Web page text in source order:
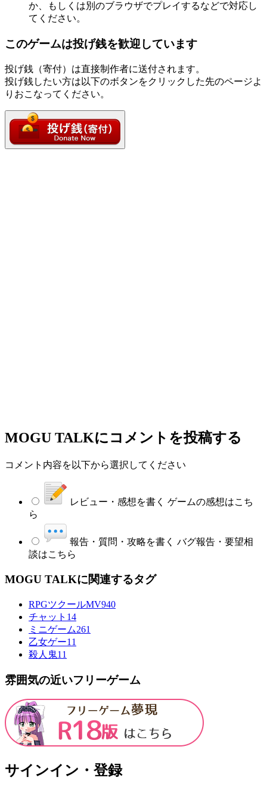
か、もしくは別のブラウザでプレイするなどで対応し
てください。
このゲームは投げ銭を歓迎しています
投げ銭（寄付）は直接制作者に送付されます。
投げ銭したい方は以下のボタンをクリックした先のページよ
りおこなってください。
MOGU TALKにコメントを投稿する
コメント内容を以下から選択してください
レビュー・感想を書く ゲームの感想はこち
ら
報告・質問・攻略を書く バグ報告・要望相
談はこちら
MOGU TALKに関連するタグ
RPGツクールMV940
チャット 14
ミニゲーム261
乙女ゲー11
殺人鬼11
雰囲気の近いフリーゲーム
サインイン・登録